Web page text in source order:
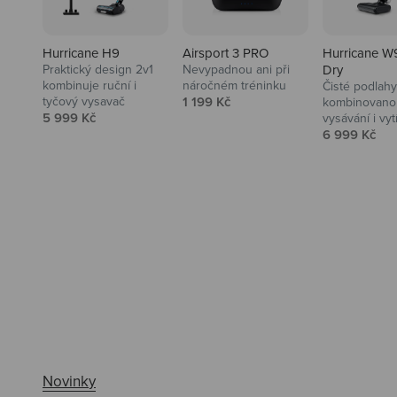
Hurricane H9
Praktický design 2v1
kombinuje ruční i
tyčový vysavač
Prodejní cena
5 999 Kč
Airsport 3 PRO
Nevypadnou ani při
náročném tréninku
Prodejní cena
1 199 Kč
Hurricane
Dry
Čisté
vysávání i
Prodejní cena
6 999 Kč